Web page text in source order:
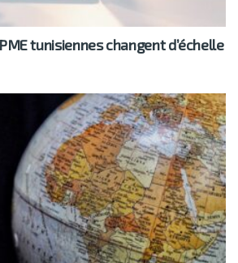
tunisiennes changent d’échelle